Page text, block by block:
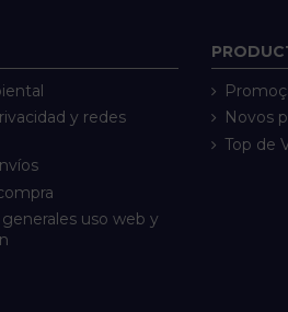
y redes
uso web y
Novos
Top de